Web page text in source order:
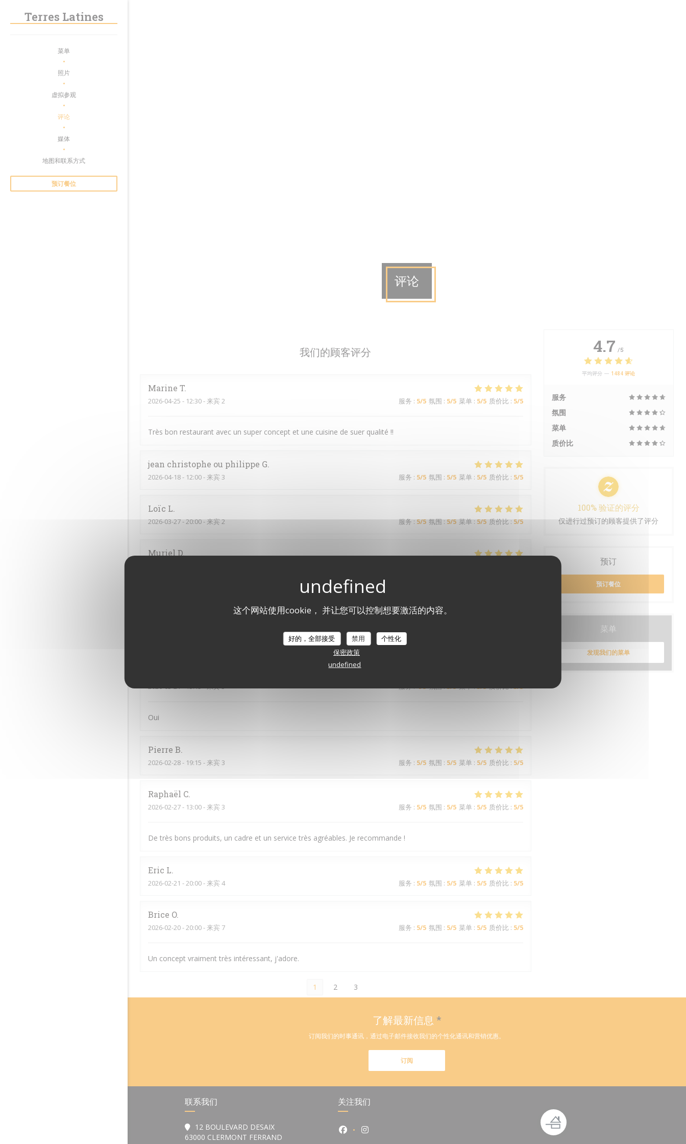
这个网站使用cookie， 并让您可以控制想要激活的内容。
好的，全部接受 禁用
个性化
保密政策
undefined
Terres Latines
菜单
照片
虚拟参观
评论
媒体
地图和联系方式
预订餐位
评论
我们的顾客评分
Marine T
2026-04-25 - 12:30 - 来宾 2 服务 : 5/5 氛围 : 5/5 菜单: 5/5 质价比 : 5/5
Très bon restaurant avec un super concept et une cuisine de suer qualité !!
jean christophe ou philippe G
2026-04-18- 12:00 - 来宾 3 服务 : 5/5 氛围 : 5/5 菜单: 5/5 质价比 : 5/5
Loïc L
2026-03-27- 20:00 - 来宾 2 服务:5/5 氛围:5/5 菜单:5/5 质价比: 5/5
Muriel D
服务:5/5 氛围:
2026-03-21- 13:15 - 来宾 3 服务:4/5 氛围:3/5 菜单:3/5 质价比:3/5
Oui
Pierre B
2026-02-28- 19:15 - 来宾 3 服务 : 5/5 氛围 : 5/5 菜单: 5/5 质价比 : 5/5
Raphaël C
2026-02-27- 13:00 - 来宾 3 服务 : 5/5 氛围 : 5/5 菜单: 5/5 质价比 : 5/5
De très bons produits, un cadre et un service très agréables. Je recommande !
Eric L
2026-02-21 - 20:00 - 来宾 4 服务 : 5/5 氛围 : 5/5 菜单: 5/5 质价比 : 5/5
Brice O
2026-02-20- 20:00 - 来宾 7 服务 : 5/5 氛围 : 5/5 菜单: 5/5 质价比 : 5/5
Un concept vraiment très intéressant, j'adore.
1 2 3
4.7 /5
平均评分 — 1484 评论
服务
氛围
菜单
质价比
100% 验证的评分
仅进行过预订的顾客提供了评分
预订
预订餐位
菜单
发现我们的菜单
了解最新信息 *
订阅我们的时事通讯，通过电子邮件接收我们的个性化通讯和营销优惠。
订阅
联系我们
12 BOULEVARD DESAIX
63000 CLERMONT FERRAND ((在新窗口中打开))
关注我们
Facebook ((在新窗口中打开))
Instagram ((在新窗口中打开))